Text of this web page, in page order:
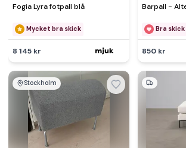
Fogia Lyra fotpall blå
Mycket bra skick
8 145 kr
Barpall -
Bra skick
850 kr
Stockholm